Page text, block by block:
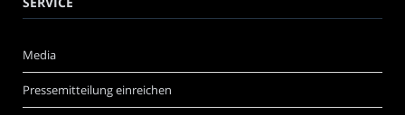
Media
Pressemitteilung einreichen